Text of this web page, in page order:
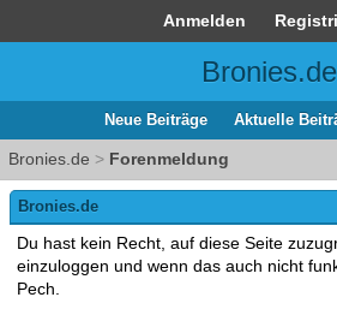
Anmelden
Bronies.de
Neue Beiträge Aktuelle
Bronies.de > Forenmeldung
Bronies.de
Du hast kein Recht, auf diese Seite
einzuloggen und wenn das auch nicht
Pech.